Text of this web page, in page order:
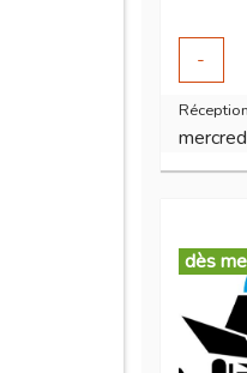
-
dès